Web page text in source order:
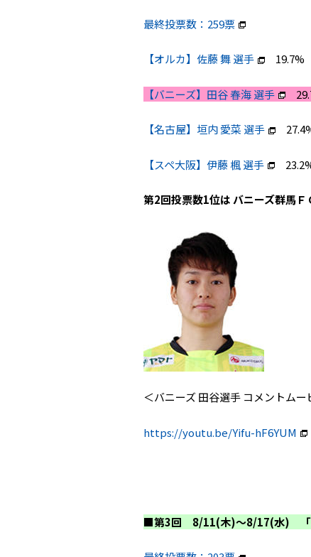
最終投票数：259票
【オルカ】佐藤 舞 選手 19.7%
【バニーズ】田谷 春海 選手
【名古屋】垣内 愛菜 選手
【スペ大阪】伊藤 楓 選手
第2回投票数1位は バニーズ群馬Ｆ
＜バニーズ 田谷選手 コメントムー
https://youtu.be/Yifu-hF6YUM
■第3回 8/11(木)～8/17(水) 「